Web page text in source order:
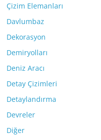
Çizim Elemanları
Davlumbaz
Dekorasyon
Demiryolları
Deniz Aracı
Detay Çizimleri
Detaylandırma
Devreler
Diğer